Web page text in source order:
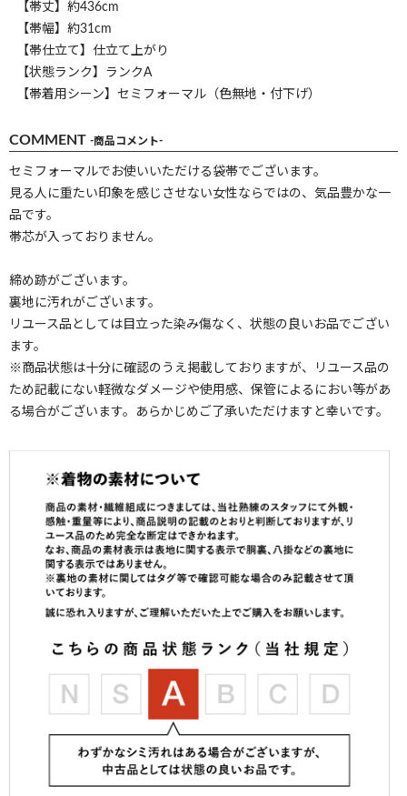
【帯丈】約436cm
【帯幅】約31cm
【帯仕立て】仕立て上がり
【状態ランク】ランクA
【帯着用シーン】セミフォーマル（色無地・付下げ）
COMMENT -商品コメント-
セミフォーマルでお使いいただける袋帯でございます。
見る人に重たい印象を感じさせない女性ならではの、気品豊かな一
品です。
帯芯が入っておりません。
締め跡がございます。
裏地に汚れがございます。
リユース品としては目立った染み傷なく、状態の良いお品でござい
ます。
※商品状態は十分に確認のうえ掲載しておりますが、リユース品の
ため記載にない軽微なダメージや使用感、保管によるにおい等があ
る場合がございます。あらかじめご了承いただけますと幸いです。